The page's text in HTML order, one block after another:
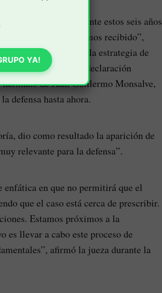
por la defensa durante estos seis años
que aún no habíamos recibido”,
elementos para la estrategia de
importancia de una declaración
de Juan Guillermo Monsalve,
defensa hasta ahora.
dio como resultado la aparición de
relevante para la defensa”.
enfática en que no permitirá que el
que el caso está cerca de prescribir.
Estamos próximos a la
es llevar a cabo este proceso de
afirmó la jueza durante la
YA!